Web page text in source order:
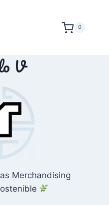
0
V
Merchandising